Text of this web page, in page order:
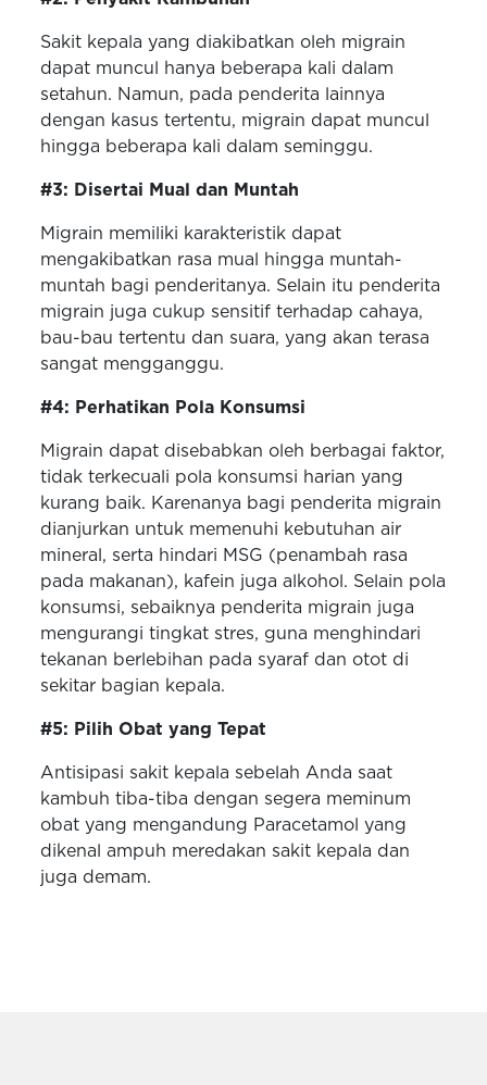
Sakit kepala yang diakibatkan oleh migrain
dapat muncul hanya beberapa kali dalam
setahun. Namun, pada penderita lainnya
dengan kasus tertentu, migrain dapat muncul
hingga beberapa kali dalam seminggu.
#3: Disertai Mual dan Muntah
Migrain memiliki karakteristik dapat
mengakibatkan rasa mual hingga muntah-
muntah bagi penderitanya. Selain itu penderita
migrain juga cukup sensitif terhadap cahaya,
bau-bau tertentu dan suara, yang akan terasa
sangat mengganggu.
#4: Perhatikan Pola Konsumsi
Migrain dapat disebabkan oleh berbagai faktor,
tidak terkecuali pola konsumsi harian yang
kurang baik. Karenanya bagi penderita migrain
dianjurkan untuk memenuhi kebutuhan air
mineral, serta hindari MSG (penambah rasa
pada makanan), kafein juga alkohol. Selain pola
konsumsi, sebaiknya penderita migrain juga
mengurangi tingkat stres, guna menghindari
tekanan berlebihan pada syaraf dan otot di
sekitar bagian kepala.
#5: Pilih Obat yang Tepat
Antisipasi sakit kepala sebelah Anda saat
kambuh tiba-tiba dengan segera meminum
obat yang mengandung Paracetamol yang
dikenal ampuh meredakan sakit kepala dan
juga demam.